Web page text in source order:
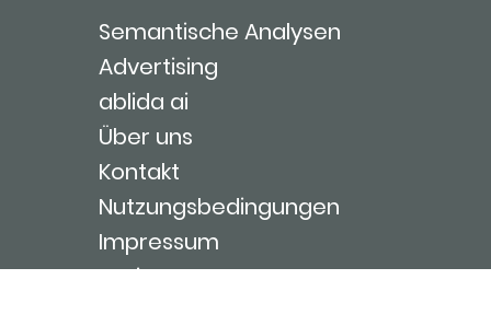
Semantische Analysen
Advertising
ablida ai
Über uns
Kontakt
Nutzungsbedingungen
Impressum
Login